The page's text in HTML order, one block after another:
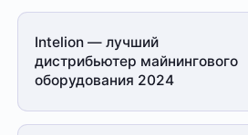
Intelion — лучший
дистрибьютер майнингового
оборудования 2024